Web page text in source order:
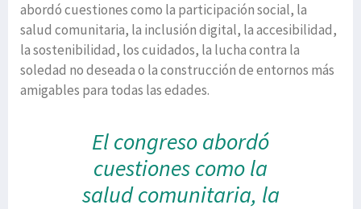
abordó cuestiones como la participación social, la
salud comunitaria, la inclusión digital, la accesibilidad,
la sostenibilidad, los cuidados, la lucha contra la
soledad no deseada o la construcción de entornos más
amigables para todas las edades.
El congreso abordó
cuestiones como la
salud comunitaria, la